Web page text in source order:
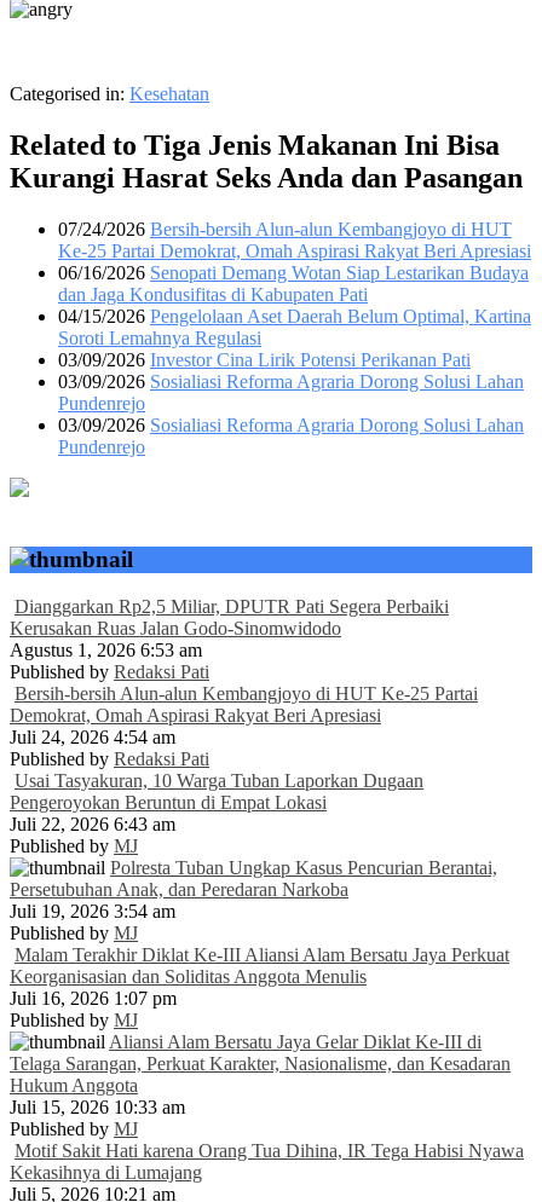
Categorised in: Kesehatan
Related to Tiga Jenis Makanan Ini Bisa
Kurangi Hasrat Seks Anda dan Pasangan
07/24/2026 Bersih-bersih Alun-alun Kembangjoyo di HUT
Ke-25 Partai Demokrat, Omah Aspirasi Rakyat Beri Apresiasi
06/16/2026 Senopati Demang Wotan Siap Lestarikan Budaya
dan Jaga Kondusifitas di Kabupaten Pati
04/15/2026 Pengelolaan Aset Daerah Belum Optimal, Kartina
Soroti Lemahnya Regulasi
03/09/2026 Investor Cina Lirik Potensi Perikanan Pati
03/09/2026 Sosialiasi Reforma Agraria Dorong Solusi Lahan
Pundenrejo
03/09/2026 Sosialiasi Reforma Agraria Dorong Solusi Lahan
Pundenrejo
Dianggarkan Rp2,5 Miliar, DPUTR Pati Segera Perbaiki
Kerusakan Ruas Jalan Godo-Sinomwidodo
Agustus 1, 2026 6:53 am
Published by Redaksi Pati
Bersih-bersih Alun-alun Kembangjoyo di HUT Ke-25 Partai
Demokrat, Omah Aspirasi Rakyat Beri Apresiasi
Juli 24, 2026 4:54 am
Published by Redaksi Pati
Usai Tasyakuran, 10 Warga Tuban Laporkan Dugaan
Pengeroyokan Beruntun di Empat Lokasi
Juli 22, 2026 6:43 am
Published by MJ
Polresta Tuban Ungkap Kasus Pencurian Berantai,
Persetubuhan Anak, dan Peredaran Narkoba
Juli 19, 2026 3:54 am
Published by MJ
Malam Terakhir Diklat Ke-III Aliansi Alam Bersatu Jaya Perkuat
Keorganisasian dan Soliditas Anggota Menulis
Juli 16, 2026 1:07 pm
Published by MJ
Aliansi Alam Bersatu Jaya Gelar Diklat Ke-III di
Telaga Sarangan, Perkuat Karakter, Nasionalisme, dan Kesadaran
Hukum Anggota
Juli 15, 2026 10:33 am
Published by MJ
Motif Sakit Hati karena Orang Tua Dihina, IR Tega Habisi Nyawa
Kekasihnya di Lumajang
Juli 5, 2026 10:21 am